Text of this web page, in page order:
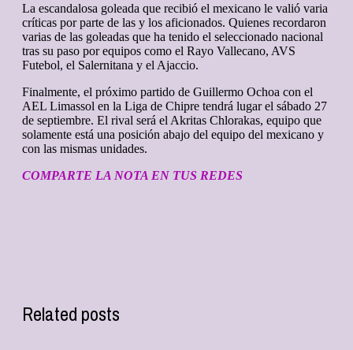
La escandalosa goleada que recibió el mexicano le valió varia
críticas por parte de las y los aficionados. Quienes recordaron
varias de las goleadas que ha tenido el seleccionado nacional
tras su paso por equipos como el Rayo Vallecano, AVS
Futebol, el Salernitana y el Ajaccio.
Finalmente, el próximo partido de Guillermo Ochoa con el
AEL Limassol en la Liga de Chipre tendrá lugar el sábado 27
de septiembre. El rival será el Akritas Chlorakas, equipo que
solamente está una posición abajo del equipo del mexicano y
con las mismas unidades.
COMPARTE LA NOTA EN TUS REDES
Related posts